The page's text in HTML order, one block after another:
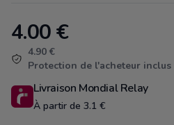
Product information
4.00€
4.90 €
Protection de l'acheteur inclus
Livraison Mondial Relay
À partir de 3.1 €